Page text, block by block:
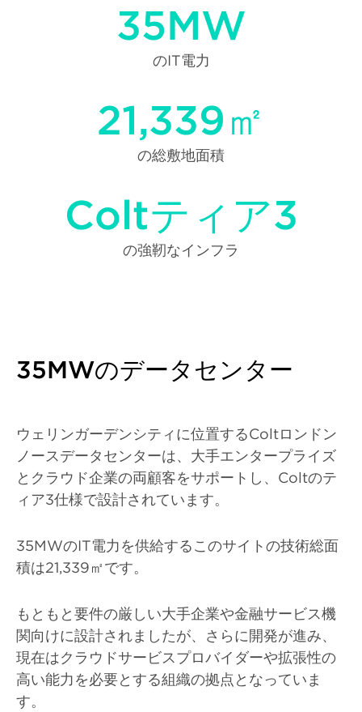
35MW
のIT電力
21,339㎡
の総敷地面積
Coltティア3
の強靭なインフラ
35MWのデータセンター
ウェリンガーデンシティに位置するColtロンドン
ノースデータセンターは、大手エンタープライズ
とクラウド企業の両顧客をサポートし、Coltのテ
ィア3仕様で設計されています。
35MWのIT電力を供給するこのサイトの技術総面
積は21,339㎡です。
もともと要件の厳しい大手企業や金融サービス機
関向けに設計されましたが、さらに開発が進み、
現在はクラウドサービスプロバイダーや拡張性の
高い能力を必要とする組織の拠点となっていま
す。